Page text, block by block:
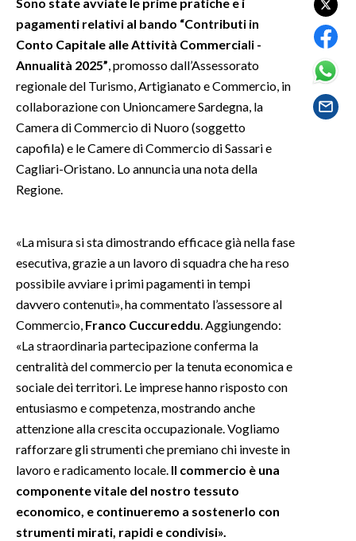
SPETTACOLI
GOSSIP
SALUTE
SARDEGNA TURISMO
SARDI NEL MONDO
EVENTI
3 MINUTI CON
INSULARITÀ
INFO AZIENDE
ABBONATI
NECROLOGI
PUBBLICITÀ
SPIAGGE
STORE
pagamenti relativi al bando “Contributi in
Conto Capitale alle Attività Commerciali -
Annualità 2025” , promosso dall’Assessorato
regionale del Turismo, Artigianato e Commercio, in
collaborazione con Unioncamere Sardegna, la
Camera di Commercio di Nuoro (soggetto
capofila) e le Camere di Commercio di Sassari e
Cagliari-Oristano. Lo annuncia una nota della
Regione.
«La misura si sta dimostrando efficace già nella fase
esecutiva, grazie a un lavoro di squadra che ha reso
possibile avviare i primi pagamenti in tempi
davvero contenuti», ha commentato l’assessore al
Commercio, Franco Cuccureddu . Aggiungendo:
«La straordinaria partecipazione conferma la
centralità del commercio per la tenuta economica e
sociale dei territori. Le imprese hanno risposto con
entusiasmo e competenza, mostrando anche
attenzione alla crescita occupazionale. Vogliamo
rafforzare gli strumenti che premiano chi investe in
lavoro e radicamento locale. Il commercio è una
componente vitale del nostro tessuto
economico, e continueremo a sostenerlo con
strumenti mirati, rapidi e condivisi».